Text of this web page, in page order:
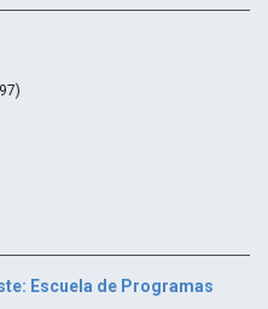
Escuela de Programas